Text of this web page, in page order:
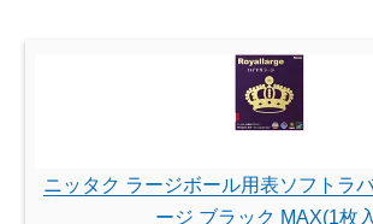
ニッタク ラージボール用表ソフトラ
ージ ブラック MAX(1枚